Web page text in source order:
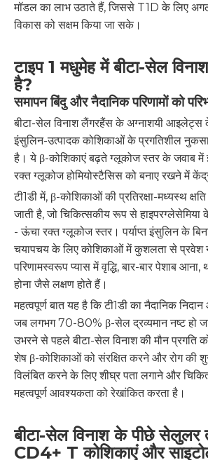
मॉडल का लाभ उठाते हैं, जिससे T1D के लिए
विकास को सक्षम किया जा सके।
टाइप 1 मधुमेह में बीटा-सेल
है?
समापन बिंदु और नैदानिक ​​​​परिणामों को
बीटा-सेल विनाश लैंगरहैंस के अग्नाशयी आइलेट्स के
इंसुलिन-उत्पादक कोशिकाओं के प्रगतिशील
है। ये β-कोशिकाएं बढ़ते ग्लूकोज स्तर के जवाब में
रक्त ग्लूकोज होमियोस्टैसिस को बनाए रखने में
टी1डी में, β-कोशिकाओं की प्रतिरक्षा-मध्यस्थ
जाती है, जो चिकित्सकीय रूप से
- ऊंचा रक्त ग्लूकोज स्तर। पर्याप्त इंसुलिन के
चयापचय के लिए कोशिकाओं में कुशलता से प्रवेश
परिणामस्वरूप प्यास में वृद्धि, बार-बार पेशाब
होना जैसे लक्षण होते हैं।
महत्वपूर्ण बात यह है कि टी1डी का नैदानिक
जब लगभग 70-80% β-सेल द्रव्यमान नष्ट हो
उभरने से पहले बीटा-सेल विनाश की मौन प्रगति
शेष β-कोशिकाओं को संरक्षित करने और रोग की
विलंबित करने के लिए शीघ्र पता लगाने और
महत्वपूर्ण आवश्यकता को रेखांकित करता है।
बीटा-सेल विनाश के पीछे
CD4+ T कोशिकाएं और